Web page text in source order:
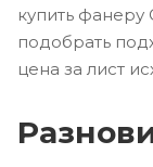
купить
подобрать
цена за лист